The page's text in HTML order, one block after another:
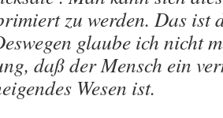
zu werden. Das ist
glaube ich nicht
daß der Mensch ein
Wesen ist.